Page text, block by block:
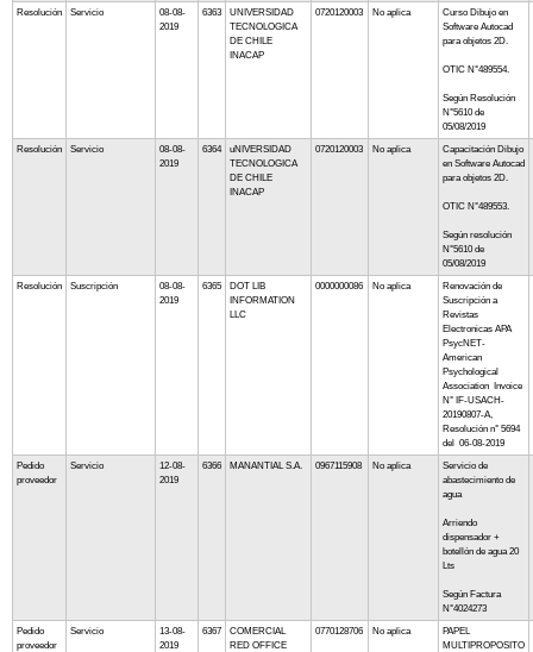
Resolución Servicio
08-08-
2019
6363
UNIVERSIDAD
TECNOLOGICA
DE CHILE
INACAP
0720120003 No aplica
Curso Dibujo en
Software Autocad
para objetos 2D.
OTIC N°489554.
Según Resolución
N°5610 de
05/08/2019
Resolución Servicio
08-08-
2019
6364
uNIVERSIDAD
TECNOLOGICA
DE CHILE
INACAP
0720120003 No aplica
Capacitación Dibujo
en Software Autocad
para objetos 2D.
OTIC N°489553.
Según resolución
N°5610 de
05/08/2019
Resolución Suscripción
08-08-
2019
6365
DOT LIB
INFORMATION
LLC
0000000086 No aplica
Renovación de
Suscripción a
Revistas
Electronicas APA
PsycNET-
American
Psychological
Association Invoice
N° IF-USACH-
20190807-A,
Resolución n° 5694
del 06-08-2019
Pedido
proveedor
Servicio
12-08-
2019
6366 MANANTIAL S.A. 0967115908 No aplica
Servicio de
abastecimiento de
agua
Arriendo
dispensador +
botellón de agua 20
Lts
Según Factura
N°4024273
Pedido
proveedor
Servicio
13-08-
2019
6367
COMERCIAL
RED OFFICE
0770128706 No aplica
PAPEL
MULTIPROPOSITO